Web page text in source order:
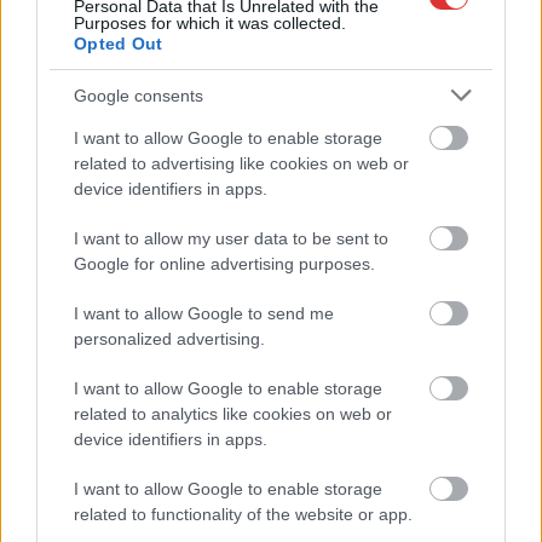
Personal Data that Is Unrelated with the
Purposes for which it was collected.
Opted Out
Google consents
I want to allow Google to enable storage
related to advertising like cookies on web or
device identifiers in apps.
I want to allow my user data to be sent to
Google for online advertising purposes.
I want to allow Google to send me
personalized advertising.
I want to allow Google to enable storage
related to analytics like cookies on web or
device identifiers in apps.
I want to allow Google to enable storage
related to functionality of the website or app.
Adja meg keresztnevét:
meg e-mail címét:
Megismertem és elfogadom a
GDPR-szabályzatot
Nem szeretne lemaradni semmiről? Csak egy kattintás, és hírlevelünk a
postaládájába érkezik!